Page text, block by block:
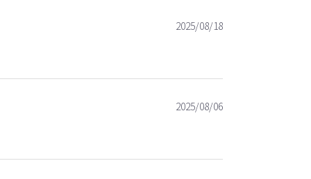
2025/08/18
2025/08/06